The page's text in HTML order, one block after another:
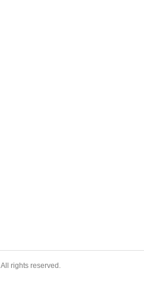
All rights reserved.